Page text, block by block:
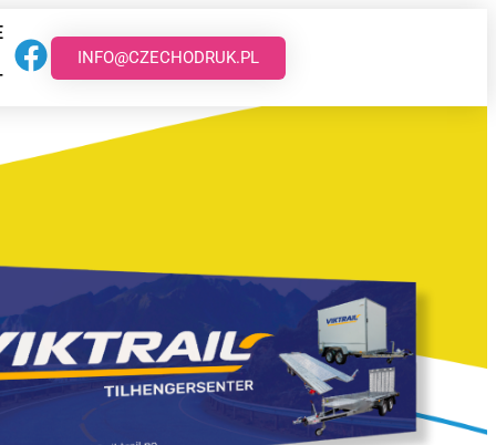
INFO@CZECHODRUK.PL